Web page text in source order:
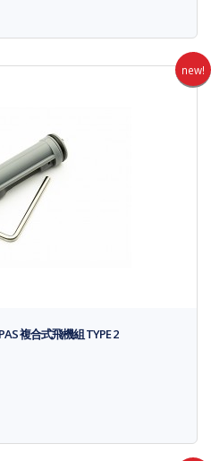
new!
複合式飛機組 TYPE 2